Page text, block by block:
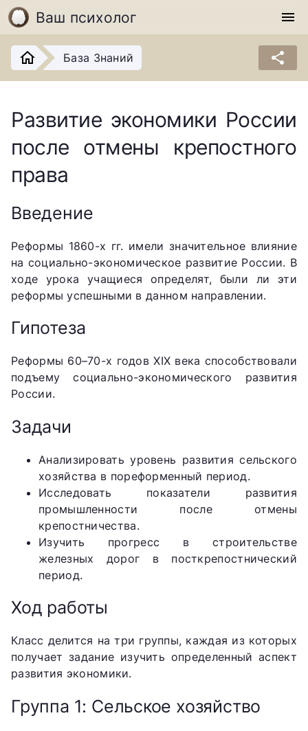
Ваш психолог menu
База Знаний share
Развитие экономики России
после отмены крепостного
права
Введение
Реформы 1860-х гг. имели значительное влияние
на социально-экономическое развитие России. В
ходе урока учащиеся определят, были ли эти
реформы успешными в данном направлении.
Гипотеза
Реформы 60–70-х годов XIX века способствовали
подъему социально-экономического развития
России.
Задачи
Анализировать уровень развития сельского
хозяйства в пореформенный период.
Исследовать показатели развития
промышленности после отмены
крепостничества.
Изучить прогресс в строительстве
железных дорог в посткрепостнический
период.
Ход работы
Класс делится на три группы, каждая из которых
получает задание изучить определенный аспект
развития экономики.
Группа 1: Сельское хозяйство